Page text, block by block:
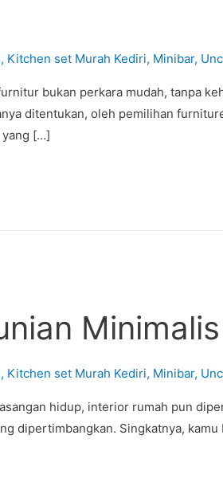
, Kitchen set Murah Kediri, Minibar,
bukan perkara mudah, tanpa
ditentukan, oleh pemilihan
yang […]
Minimalis
, Kitchen set Murah Kediri, Minibar,
hidup, interior rumah pun
dipertimbangkan. Singkatnya,